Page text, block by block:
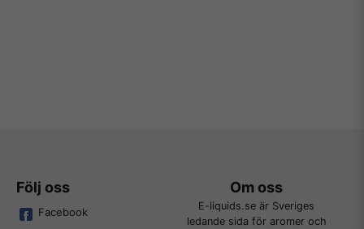
Följ oss
Facebook
Om oss
E-liquids.se är Sveriges
ledande sida för aromer och